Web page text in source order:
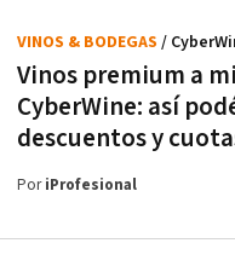
Vinos premium a
CyberWine: así
descuentos y
VINOS & BODEGAS /
PoriProfesional